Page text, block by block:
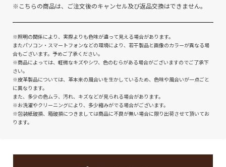
※こちらの商品は、ご注文後のキャンセル及び返品交換はできません。
※照明の関係により、実際よりも色味が違って見える場合があります。
またパソコン・スマートフォンなどの環境により、若干製品と画像のカラーが異なる場
合もございます。予めご了承ください。
※商品によっては、軽微なキズやシワ、色のむらがある場合がございますのでご了承下
さい。
※皮革製品については、革本来の風合いを生かしているため、色味や風合いが一点ごと
に異なります。
また、多少の色ムラ、汚れ、キズなどが見られる場合があります。
※お洗濯やクリーニングにより、多少縮みがでる場合がございます。
※包装紙破損、箱破損につきましては商品に不良が無い場合に限り出荷させて頂いてお
ります。